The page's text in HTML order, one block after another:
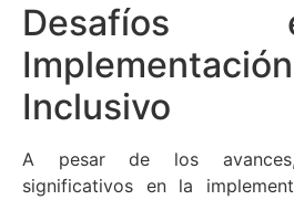
Inclusivo
A pesar de los
significativos en la